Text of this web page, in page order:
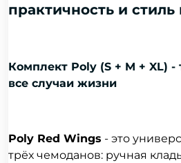
практичность и
Комплект Poly (S + M + XL)
все случаи жизни
Poly Red Wings - это
трёх чемоданов: ручная